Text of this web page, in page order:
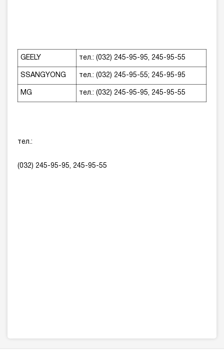
GEELY тел.: (032) 245-95-95, 245-95-55
SSANGYONG тел.: (032) 245-95-55; 245-95-95
MG тел.: (032) 245-95-95, 245-95-55
тел.:
(032) 245-95-95, 245-95-55